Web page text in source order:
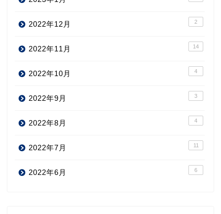
2022年12月 2
2022年11月 14
2022年10月 4
2022年9月 3
2022年8月 4
2022年7月 11
2022年6月 6